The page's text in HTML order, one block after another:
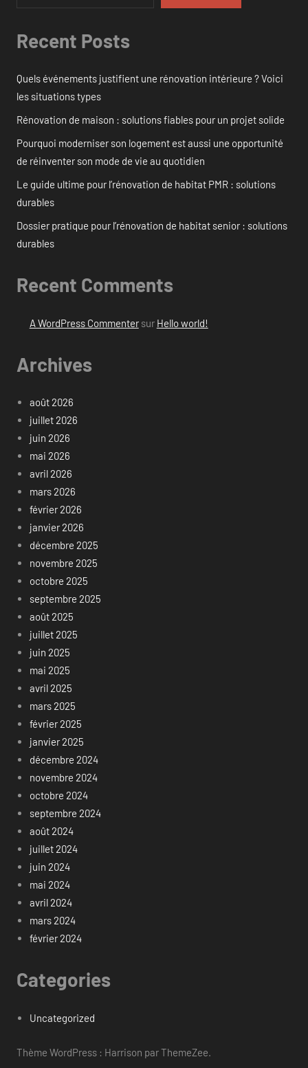
Recent Posts
Quels événements justifient une rénovation intérieure ? Voici
les situations types
Rénovation de maison : solutions fiables pour un projet solide
Pourquoi moderniser son logement est aussi une opportunité
de réinventer son mode de vie au quotidien
Le guide ultime pour l’rénovation de habitat PMR : solutions
durables
Dossier pratique pour l’rénovation de habitat senior : solutions
durables
Recent Comments
A WordPress Commentersur Hello world!
Archives
août 2026
juillet 2026
juin 2026
mai 2026
avril 2026
mars 2026
février 2026
janvier 2026
décembre 2025
novembre 2025
octobre 2025
septembre 2025
août 2025
juillet 2025
juin 2025
mai 2025
avril 2025
mars 2025
février 2025
janvier 2025
décembre 2024
novembre 2024
octobre 2024
septembre 2024
août 2024
juillet 2024
juin 2024
mai 2024
avril 2024
mars 2024
février 2024
Categories
Uncategorized
Thème WordPress : Harrison par ThemeZee.